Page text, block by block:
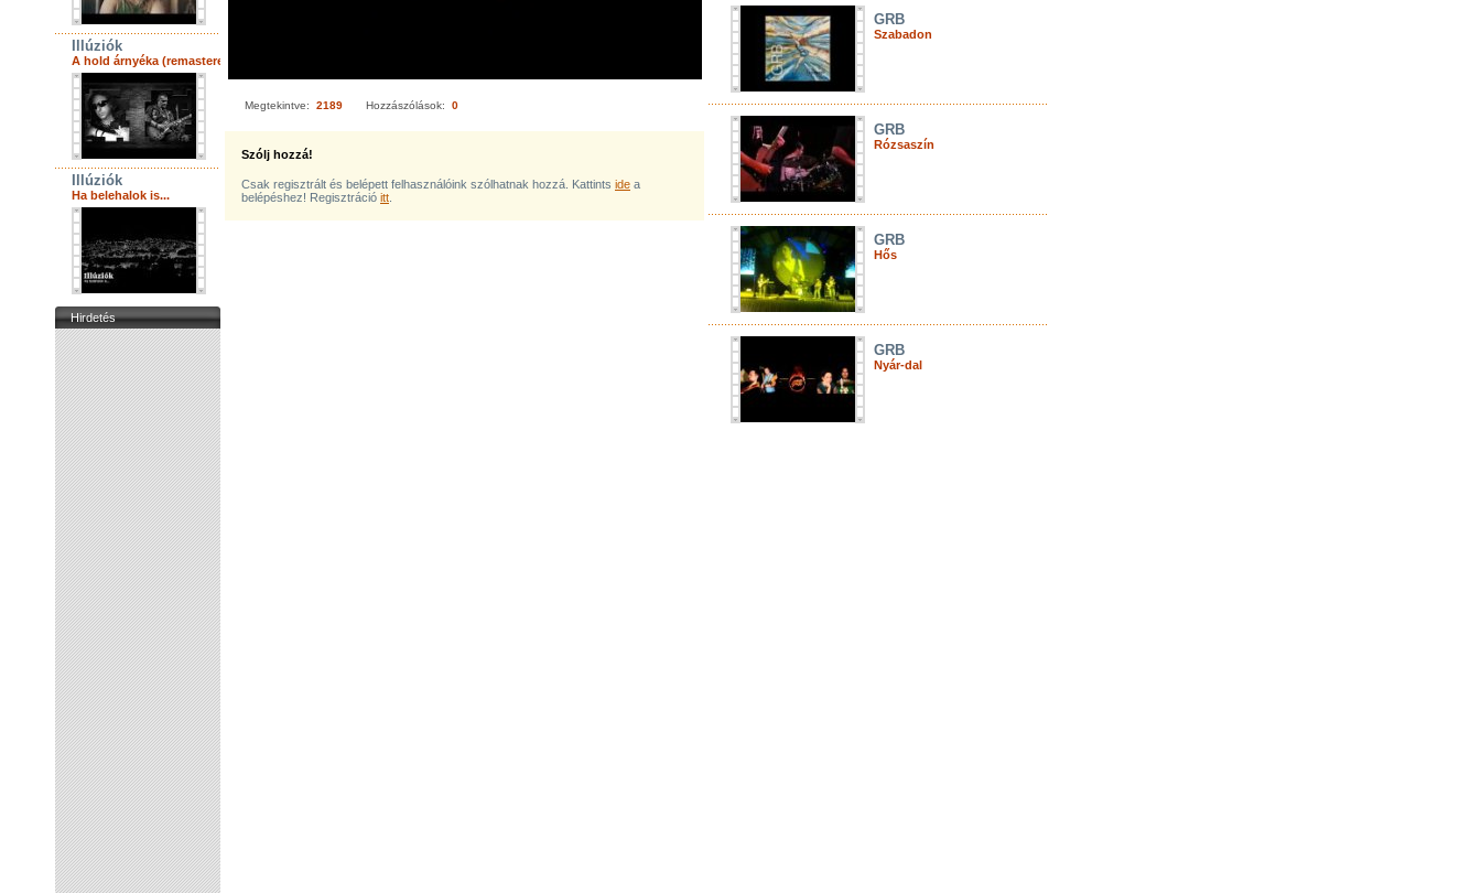
Illúziók
A hold árnyéka (remastered)
Illúziók
Ha belehalok is...
Hirdetés
Megtekintve: 2189 Hozzászólások: 0
Szólj hozzá!
Csak regisztrált és belépett felhasználóink szólhatnak hozzá. Kattints ide a
belépéshez! Regisztráció itt
GRB
Szabadon
GRB
Rózsaszín
GRB
Hős
GRB
Nyár-dal